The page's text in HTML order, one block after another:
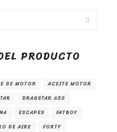
PRODUCTO
DE MOTOR
ACEITE MOTOR
DRAGSTAR 650
ESCAPES
FATBOY
DE AIRE
FORTY